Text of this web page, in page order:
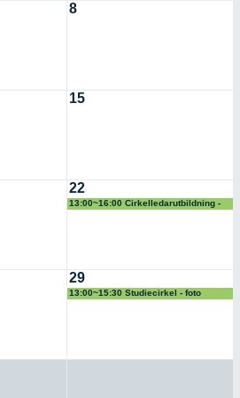
8
15
22
13:00~16:00 Cirkelledarutbildning -
fördjupning
29
13:00~15:30 Studiecirkel - foto